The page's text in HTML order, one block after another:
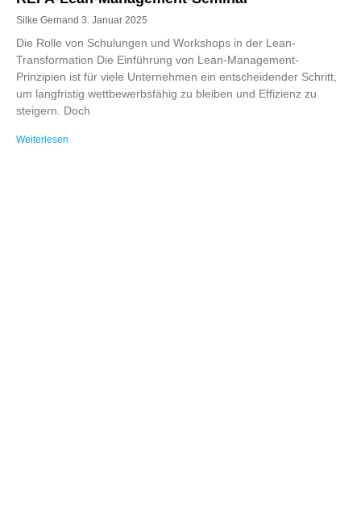
Silke Gernand 3. Januar 2025
Die Rolle von Schulungen und Workshops in der Lean-
Transformation Die Einführung von Lean-Management-
Prinzipien ist für viele Unternehmen ein entscheidender Schritt,
um langfristig wettbewerbsfähig zu bleiben und Effizienz zu
steigern. Doch
Weiterlesen